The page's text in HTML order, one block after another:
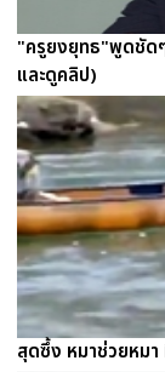
"ครูยงยุทธ"พูดชัดๆ
และดูคลิป)
สุดซึ้ง หมาช่วยหม